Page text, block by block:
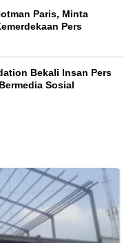
Paris, Minta
Pers
Bekali Insan Pers
Sosial